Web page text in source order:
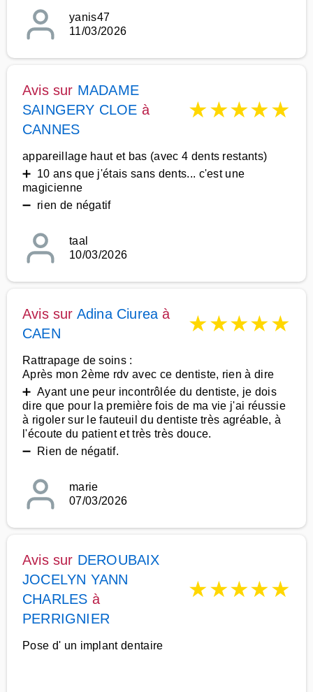
yanis47
11/03/2026
Avis sur MADAME
SAINGERY CLOE à
CANNES
★★★★★
appareillage haut et bas (avec 4 dents restants)
➕ 10 ans que j'étais sans dents... c'est une
magicienne
➖ rien de négatif
taal
10/03/2026
Avis sur Adina Ciurea à
CAEN
★★★★★
Rattrapage de soins :
Après mon 2ème rdv avec ce dentiste, rien à dire
➕ Ayant une peur incontrôlée du dentiste, je dois
dire que pour la première fois de ma vie j'ai réussie
à rigoler sur le fauteuil du dentiste très agréable, à
l'écoute du patient et très très douce.
➖ Rien de négatif.
marie
07/03/2026
Avis sur DEROUBAIX
JOCELYN YANN
CHARLES à
PERRIGNIER
★★★★★
Pose d' un implant dentaire